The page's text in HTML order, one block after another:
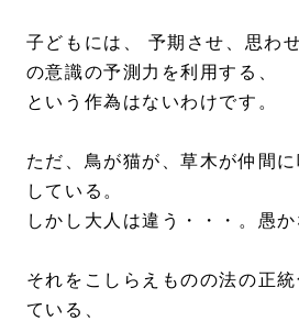
子どもには、 予期させ、思わ
の意識の予測力を利用する、
という作為はないわけです。
ただ、鳥が猫が、草木が仲間
している。
しかし大人は違う・・・。愚か
それをこしらえものの法の正
ている、